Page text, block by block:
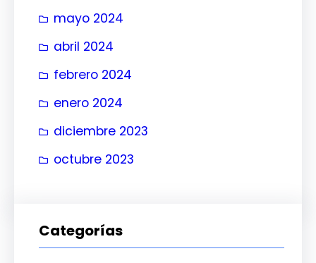
mayo 2024
abril 2024
febrero 2024
enero 2024
diciembre 2023
octubre 2023
Categorías